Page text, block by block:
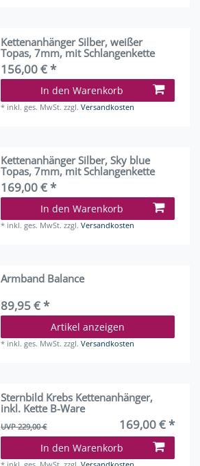
Kettenanhänger Silber, weißer
Topas, 7mm, mit Schlangenkette
156,00 € *
In den Warenkorb
* inkl. ges. MwSt. zzgl.Versandkosten
Kettenanhänger Silber, Sky blue
Topas, 7mm, mit Schlangenkette
169,00 € *
In den Warenkorb
* inkl. ges. MwSt. zzgl.Versandkosten
Armband Balance
89,95 € *
Artikel anzeigen
* inkl. ges. MwSt. zzgl.Versandkosten
Sternbild Krebs Kettenanhänger,
inkl. Kette B-Ware
UVP 229,00 € 169,00 € *
In den Warenkorb